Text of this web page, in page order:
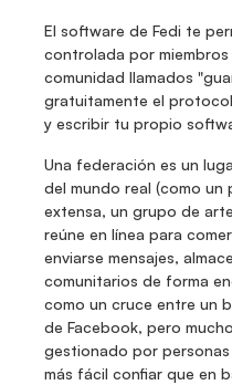
El software de Fedi te
controlada por
comunidad llamados
gratuitamente el
y escribir tu propio
Una federación es un
del mundo real (como un
extensa, un grupo de
reúne en línea para
enviarse mensajes,
comunitarios de forma
como un cruce entre un
de Facebook, pero
gestionado por personas
más fácil confiar que en